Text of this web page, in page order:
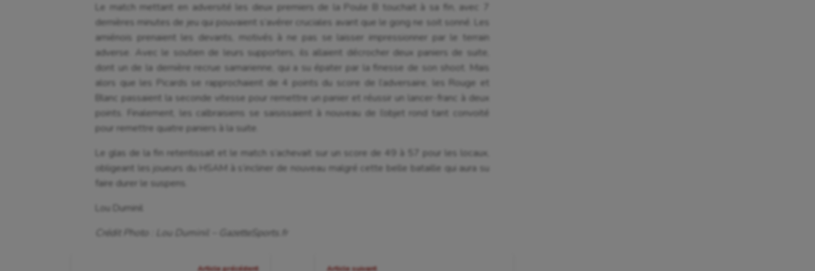
Le match mettant en adversité les deux premiers de la Poule B touchait à sa fin, avec 7
dernières minutes de jeu qui pouvaient s’avérer cruciales avant que le gong ne soit sonné. Les
amiénois prenaient les devants, motivés à ne pas se laisser impressionner par le terrain
adverse. Avec le soutien de leurs supporters, ils allaient décrocher deux paniers de suite,
dont un de la dernière recrue samarienne, qui a su épater par la finesse de son shoot. Mais
alors que les Picards se rapprochaient de 4 points du score de l’adversaire, les Rouge et
Blanc passaient la seconde vitesse pour remettre un panier et réussir un lancer-franc à deux
points. Finalement, les calbraisiens se saisissaient à nouveau de l’objet rond tant convoité
pour remettre quatre paniers à la suite.
Le glas de la fin retentissait et le match s’achevait sur un score de 49 à 57 pour les locaux,
obligeant les joueurs du HSAM à s’incliner de nouveau malgré cette belle bataille qui aura su
faire durer le suspens.
Lou Duminil
Crédit Photo : Lou Duminil – GazetteSports.fr
Article précédent Article suivant